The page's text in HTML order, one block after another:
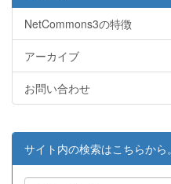
NetCommons3の特徴
アーカイブ
お問い合わせ
サイト内の検索はこちらから。